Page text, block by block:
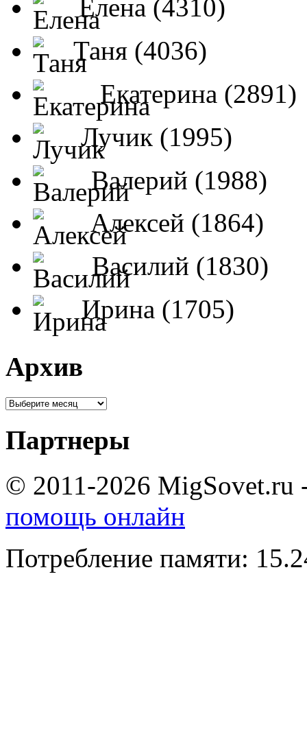
Елена (4310)
Таня (4036)
Екатерина (2891)
Лучик (1995)
Валерий (1988)
Алексей (1864)
Василий (1830)
Ирина (1705)
Архив
Партнеры
© 2011-2026 MigSovet.ru
помощь онлайн
Потребление памяти: